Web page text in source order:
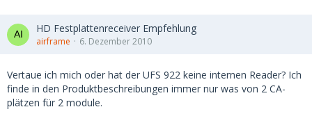
HD Festplattenreceiver Empfehlung
airframe 6. Dezember 2010
Vertaue ich mich oder hat der UFS 922 keine internen Reader? Ich
finde in den Produktbeschreibungen immer nur was von 2 CA-
plätzen für 2 module.